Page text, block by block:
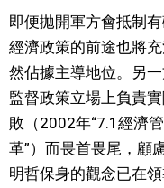
即便拋開軍方會抵制
經濟政策的前途也將
然佔據主導地位。另
監督政策立場上負責
敗（2002年“7.1經濟
革”）而畏首畏尾，顧
明哲保身的觀念已在